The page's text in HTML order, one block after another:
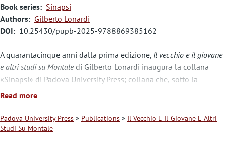
Book series
Sinapsi
Authors
Gilberto Lonardi
DOI
10.25430/pupb-2025-9788869385162
A quarantacinque anni dalla prima edizione, Il vecchio e il giovane
e altri studi su Montaledi Gilberto Lonardi inaugura la collana
«Sinapsi» di Padova University Press; collana che, sotto la
direzione di Andrea Afribo e Sergio Bozzola, intende promuovere
metodologie e prospettive teoriche differenti. Il libro di Lonardi,
salutato da Pier Vincenzo Mengaldo come uno dei pilastri
Read more
B
Padova University Press Publications
Il Vecchio E Il Giovane E Altri
Studi Su Montale